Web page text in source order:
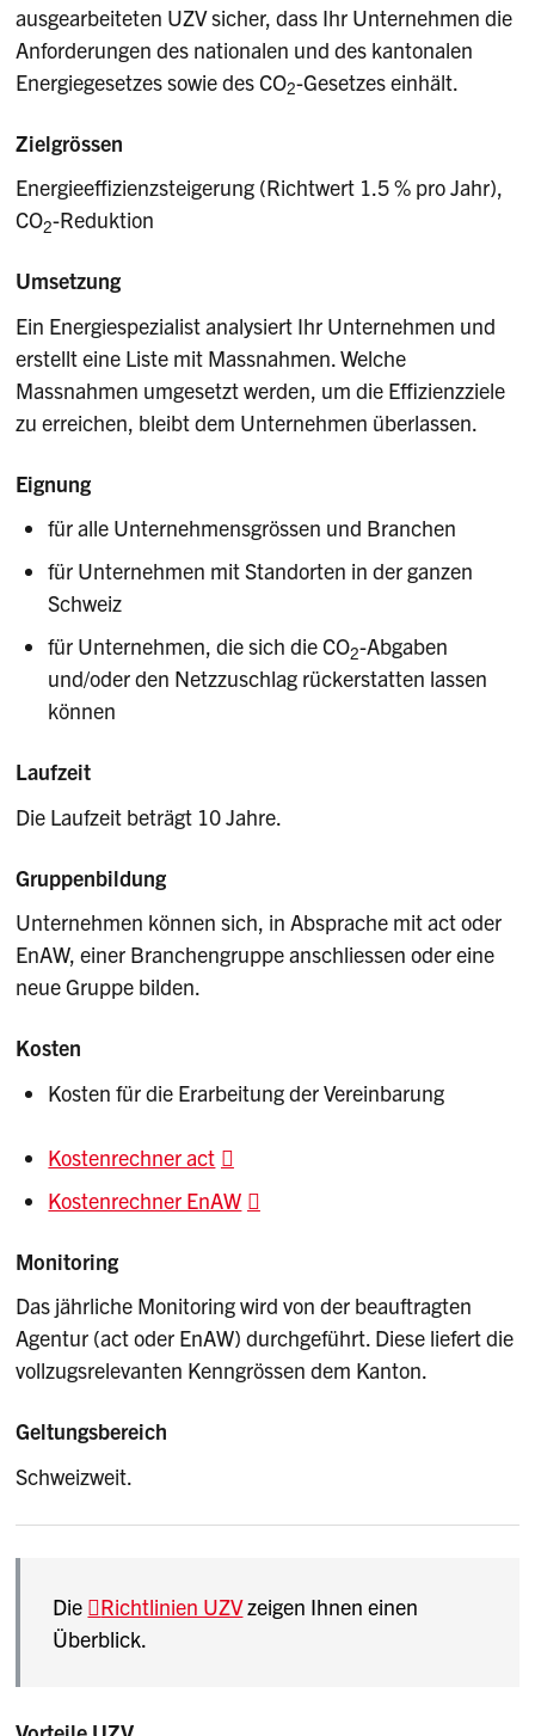
ausgearbeiteten UZV sicher, dass Ihr Unternehmen die
Anforderungen des nationalen und des kantonalen
Energiegesetzes sowie des CO2-Gesetzes einhält.
Zielgrössen
Energieeffizienzsteigerung (Richtwert 1.5 % pro Jahr),
CO2-Reduktion
Umsetzung
Ein Energiespezialist analysiert Ihr Unternehmen und
erstellt eine Liste mit Massnahmen. Welche
Massnahmen umgesetzt werden, um die Effizienzziele
zu erreichen, bleibt dem Unternehmen überlassen.
Eignung
für alle Unternehmensgrössen und Branchen
für Unternehmen mit Standorten in der ganzen
Schweiz
für Unternehmen, die sich die CO2-Abgaben
und/oder den Netzzuschlag rückerstatten lassen
können
Laufzeit
Die Laufzeit beträgt 10 Jahre.
Gruppenbildung
Unternehmen können sich, in Absprache mit act oder
EnAW, einer Branchengruppe anschliessen oder eine
neue Gruppe bilden.
Kosten
Kosten für die Erarbeitung der Vereinbarung
Kostenrechner act
Kostenrechner EnAW
Monitoring
Das jährliche Monitoring wird von der beauftragten
Agentur (act oder EnAW) durchgeführt. Diese liefert die
vollzugsrelevanten Kenngrössen dem Kanton.
Geltungsbereich
Schweizweit.
Die Richtlinien UZVzeigen Ihnen einen
Überblick.